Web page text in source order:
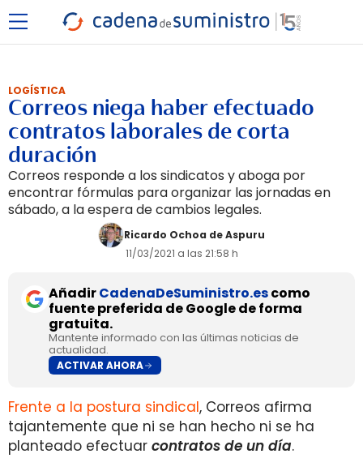
LOGÍSTICA
Correos niega haber efectuado
contratos laborales de corta
duración
Correos responde a los sindicatos y aboga por
encontrar fórmulas para organizar las jornadas en
sábado, a la espera de cambios legales.
Ricardo Ochoa de Aspuru
11/03/2021 a las 21:58 h
AñadirCadenaDeSuministro.escomo
fuente preferida de Google de forma
gratuita.
Mantente informado con las últimas noticias de
actualidad.
ACTIVAR AHORA
Frente a la postura sindical, Correos afirma
tajantemente que ni se han hecho ni se ha
planteado efectuar contratos de un día.